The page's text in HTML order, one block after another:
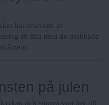
har drabbats av
att lida med de drabbade
på julen
och sjunga vårt lov till